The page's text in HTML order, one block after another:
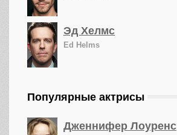
Эд Хелмс
Ed Helms
Популярные актрисы
Дженнифер Лоуренс